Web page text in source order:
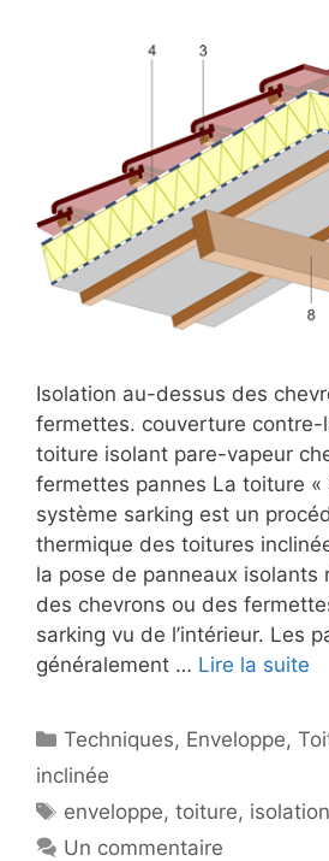
Isolation au-dessus des
fermettes. couverture
toiture isolant pare-vapeur
fermettes pannes La toiture «
système sarking est un
thermique des toitures
la pose de panneaux isolants
des chevrons ou des
sarking vu de l’intérieur. Les
généralement … Lire la suite
Catégories
Techniques, Enveloppe,
inclinée
Étiquettes
enveloppe,toiture, isolation
Un commentaire